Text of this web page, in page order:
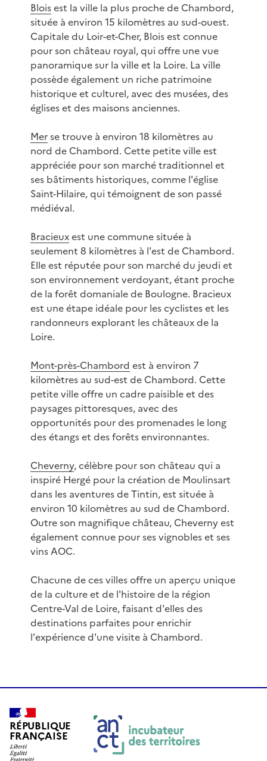
Bloisest la ville la plus proche de Chambord,
située à environ 15 kilomètres au sud-ouest.
Capitale du Loir-et-Cher, Blois est connue
pour son château royal, qui offre une vue
panoramique sur la ville et la Loire. La ville
possède également un riche patrimoine
historique et culturel, avec des musées, des
églises et des maisons anciennes.
Merse trouve à environ 18 kilomètres au
nord de Chambord. Cette petite ville est
appréciée pour son marché traditionnel et
ses bâtiments historiques, comme l'église
Saint-Hilaire, qui témoignent de son passé
médiéval.
Bracieuxest une commune située à
seulement 8 kilomètres à l'est de Chambord.
Elle est réputée pour son marché du jeudi et
son environnement verdoyant, étant proche
de la forêt domaniale de Boulogne. Bracieux
est une étape idéale pour les cyclistes et les
randonneurs explorant les châteaux de la
Loire.
Mont-près-Chambord est à environ 7
kilomètres au sud-est de Chambord. Cette
petite ville offre un cadre paisible et des
paysages pittoresques, avec des
opportunités pour des promenades le long
des étangs et des forêts environnantes.
Cheverny, célèbre pour son château qui a
inspiré Hergé pour la création de Moulinsart
dans les aventures de Tintin, est située à
environ 10 kilomètres au sud de Chambord.
Outre son magnifique château, Cheverny est
également connue pour ses vignobles et ses
vins AOC.
Chacune de ces villes offre un aperçu unique
de la culture et de l'histoire de la région
Centre-Val de Loire, faisant d'elles des
destinations parfaites pour enrichir
l'expérience d'une visite à Chambord.
RÉPUBLIQUE
FRANÇAISE